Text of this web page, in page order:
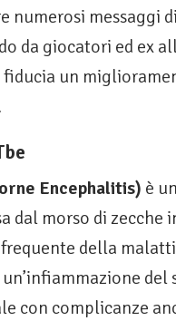
numerosi messaggi
da giocatori ed ex
un
Encephalitis) è
dal morso di zecche
della
del
con complicanze